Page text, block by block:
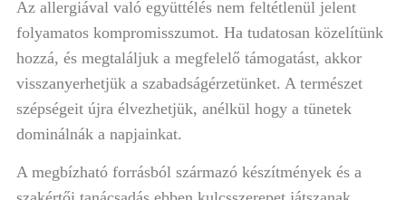
Az allergiával való együttélés nem feltétlenül jelent
folyamatos kompromisszumot. Ha tudatosan közelítünk
hozzá, és megtaláljuk a megfelelő támogatást, akkor
visszanyerhetjük a szabadságérzetünket. A természet
szépségeit újra élvezhetjük, anélkül hogy a tünetek
dominálnák a napjainkat.
A megbízható forrásból származó készítmények és a